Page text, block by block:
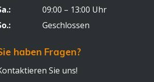
09:00 – 13:00 Uhr
Geschlossen
haben Fragen?
Sie uns!